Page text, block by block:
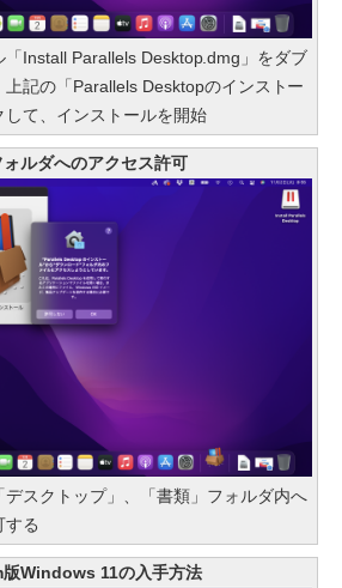
「Install Parallels Desktop.dmg」をダブ
上記の「Parallels Desktopのインストー
して、インストールを開始
ルダへのアクセス許可
デスクトップ」、「書類」フォルダ内へ
する
Windows 11の入手方法